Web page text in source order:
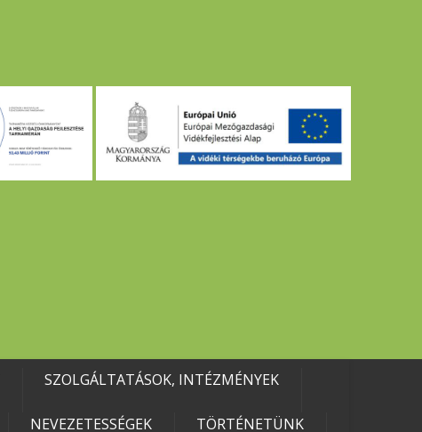
SZOLGÁLTATÁSOK, INTÉZMÉNYEK
NEVEZETESSÉGEK TÖRTÉNETÜNK